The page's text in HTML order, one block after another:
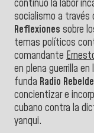
continúo la labor
socialismo a través
Reflexiones sobre
temas políticos
comandante
en plena guerrilla en
funda Radio Rebelde
concientizar e
cubano contra la
yanqui.